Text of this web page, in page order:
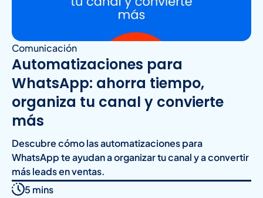
Comunicación
Automatizaciones para
WhatsApp: ahorra tiempo,
organiza tu canal y convierte
más
Descubre cómo las automatizaciones para
WhatsApp te ayudan a organizar tu canal y a convertir
más leads en ventas.
5 mins